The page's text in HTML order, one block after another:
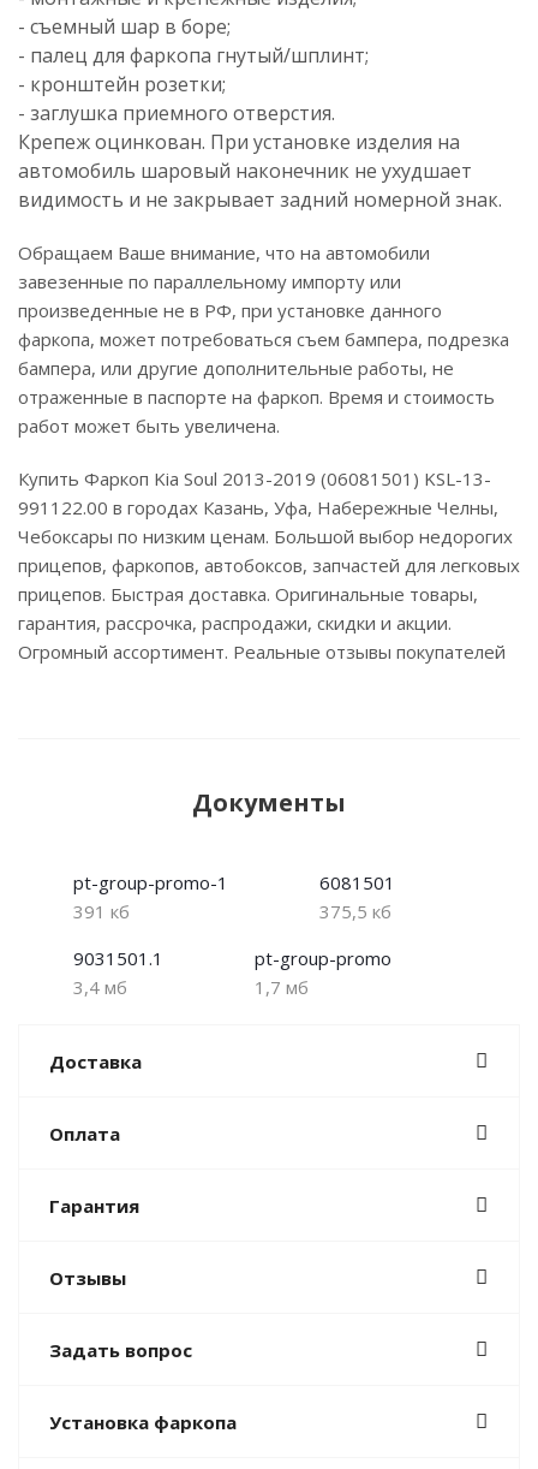
- съемный шар в боре;
- палец для фаркопа гнутый/шплинт;
- кронштейн розетки;
- заглушка приемного отверстия.
Крепеж оцинкован. При установке изделия на
автомобиль шаровый наконечник не ухудшает
видимость и не закрывает задний номерной знак.
Обращаем Ваше внимание, что на автомобили
завезенные по параллельному импорту или
произведенные не в РФ, при установке данного
фаркопа, может потребоваться съем бампера, подрезка
бампера, или другие дополнительные работы, не
отраженные в паспорте на фаркоп. Время и стоимость
работ может быть увеличена.
Купить Фаркоп Kia Soul 2013-2019 (06081501) KSL-13-
991122.00 в городах Казань, Уфа, Набережные Челны,
Чебоксары по низким ценам. Большой выбор недорогих
прицепов, фаркопов, автобоксов, запчастей для легковых
прицепов. Быстрая доставка. Оригинальные товары,
гарантия, рассрочка, распродажи, скидки и акции.
Огромный ассортимент. Реальные отзывы покупателей
Документы
pt-group-promo-1
391 кб
6081501
375,5 кб
9031501.1
3,4 мб
pt-group-promo
1,7 мб
Доставка
Оплата
Гарантия
Отзывы
Задать вопрос
Установка фаркопа